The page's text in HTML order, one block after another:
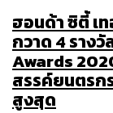
ฮอนด้า ซิตี้ เ
กวาด 4 ราง
Awards
สรรค์ยนตร
สูงสุด